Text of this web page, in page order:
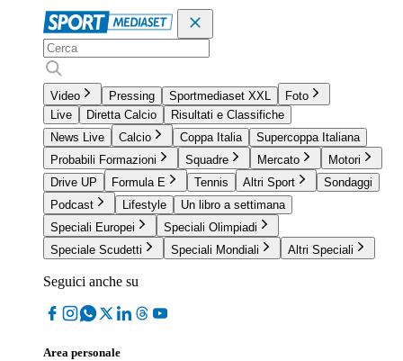
Video Pressing Sportmediaset XXL
Foto
Live
Diretta Calcio
Risultati e Classifiche
News Live
Calcio Coppa Italia
Supercoppa Italiana
Probabili Formazioni
Squadre Mercato
Motori
Drive UP
Formula E Tennis Altri Sport
Sondaggi
Podcast
Lifestyle
Un libro a settimana
Speciali Europei
Speciali Olimpiadi
Speciale Scudetti
Speciali Mondiali Altri Speciali
Seguici anche su
Area personale